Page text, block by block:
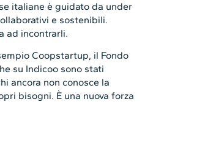
italiane è guidato da under
e sostenibili.
ad incontrarli.
Coopstartup, il Fondo
su Indicoo sono stati
ancora non conosce la
bisogni. È una nuova forza